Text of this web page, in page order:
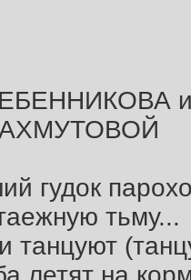
гудок
тьму...
танцуют